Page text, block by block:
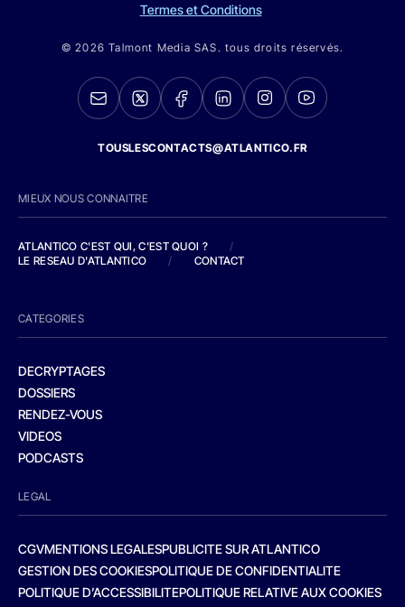
Termes et Conditions
© 2026 Talmont Media SAS. tous droits réservés.
TOUSLESCONTACTS@ATLANTICO.FR
MIEUX NOUS CONNAITRE
ATLANTICO C'EST QUI, C'EST QUOI ?
/
LE RESEAU D'ATLANTICO
/ CONTACT
CATEGORIES
DECRYPTAGES
DOSSIERS
RENDEZ-VOUS
VIDEOS
PODCASTS
LEGAL
CGVMENTIONS LEGALESPUBLICITE SUR ATLANTICO
GESTION DES COOKIESPOLITIQUE DE CONFIDENTIALITE
POLITIQUE D’ACCESSIBILITEPOLITIQUE RELATIVE AUX COOKIES